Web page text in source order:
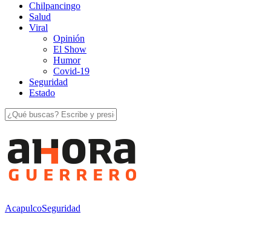
Chilpancingo
Salud
Viral
Opinión
El Show
Humor
Covid-19
Seguridad
Estado
AcapulcoSeguridad